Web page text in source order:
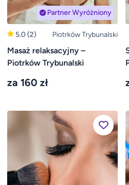
Partner Wyróżniony
5.0(2) Piotrków Trybunalski
Masaż relaksacyjny –
Piotrków Trybunalski
za 160 zł